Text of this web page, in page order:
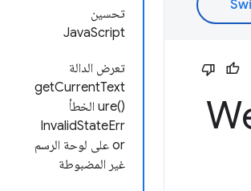
تحسين
JavaScript
تعرض الدالة
getCurrentText
ure()‎ الخطأ
InvalidStateErr
or على لوحة الرسم
غير المضبوطة